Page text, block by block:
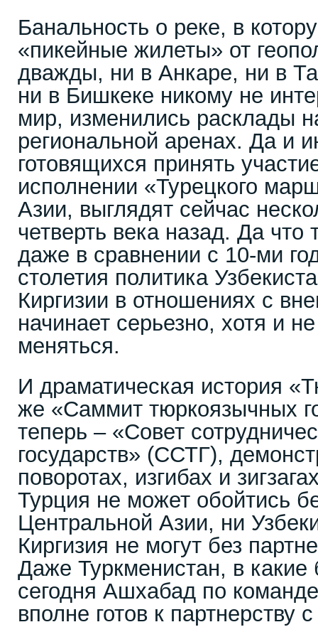
Банальность о реке, в
«пикейные жилеты» от
дважды, ни в Анкаре, ни в
ни в Бишкеке никому не
мир, изменились расклады
региональной аренах. Да и
готовящихся принять
исполнении «Турецкого
Азии, выглядят сейчас
четверть века назад. Да что
даже в сравнении с 10-ми
столетия политика
Киргизии в отношениях с
начинает серьезно, хотя и
меняться.
И драматическая история
же «Саммит тюркоязычных
теперь – «Совет
государств» (ССТГ),
поворотах, изгибах и
Турция не может обойтись
Центральной Азии, ни
Киргизия не могут без
Даже Туркменистан, в
сегодня Ашхабад по
вполне готов к партнерству